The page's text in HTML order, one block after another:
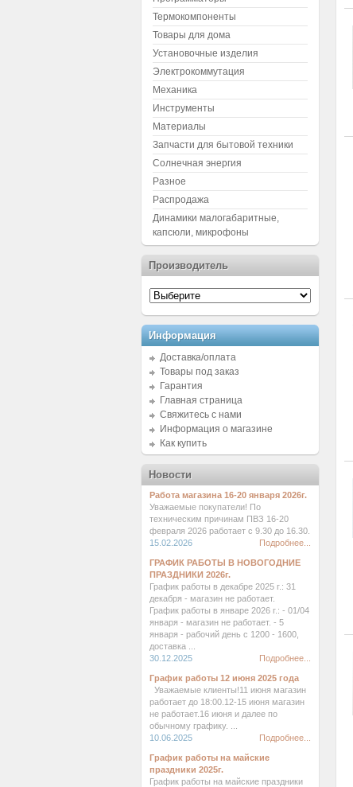
Термокомпоненты
Товары для дома
Установочные изделия
Электрокоммутация
Механика
Инструменты
Материалы
Запчасти для бытовой техники
Солнечная энергия
Разное
Распродажа
Динамики малогабаритные,
капсюли, микрофоны
Производитель
Информация
Доставка/оплата
Товары под заказ
Гарантия
Главная страница
Свяжитесь с нами
Информация о магазине
Как купить
Новости
Работа магазина 16-20 января 2026г.
Уважаемые покупатели! По
техническим причинам ПВЗ 16-20
февраля 2026 работает с 9.30 до 16.30.
15.02.2026
Подробнее...
ГРАФИК РАБОТЫ В НОВОГОДНИЕ
ПРАЗДНИКИ 2026г.
График работы в декабре 2025 г.: 31
декабря - магазин не работает.
График работы в январе 2026 г.: - 01/04
января - магазин не работает. - 5
января - рабочий день с 1200 - 1600,
доставка ...
30.12.2025
Подробнее...
График работы 12 июня 2025 года
Уважаемые клиенты!11 июня магазин
работает до 18:00.12-15 июня магазин
не работает.16 июня и далее по
обычному графику. ...
10.06.2025
Подробнее...
График работы на майские
праздники 2025г.
График работы на майские праздники